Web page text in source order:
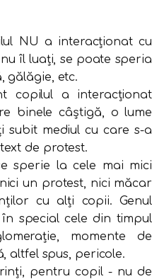
NU a interacționat cu
îl luați, se poate speria
gălăgie, etc.
copilul a interacționat
binele câștigă, o lume
subit mediul cu care s-a
de protest.
sperie la cele mai mici
un protest, nici măcar
cu alți copii. Genul
special cele din timpul
momente de
altfel spus, pericole.
pentru copil - nu de